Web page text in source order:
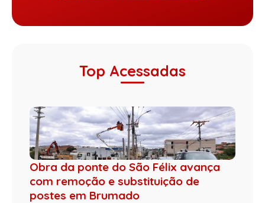
Top Acessadas
Obra da ponte do São Félix avança
com remoção e substituição de
postes em Brumado